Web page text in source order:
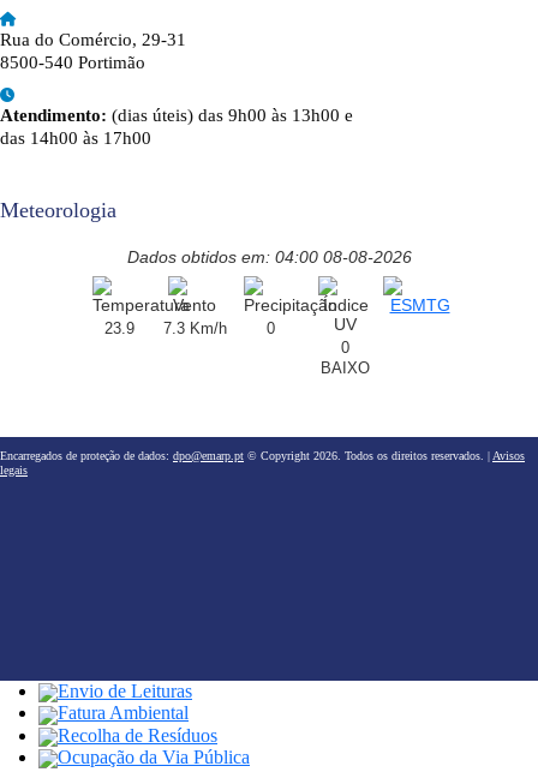
Rua do Comércio, 29-31
8500-540 Portimão
Atendimento: (dias úteis) das 9h00 às 13h00 e
das 14h00 às 17h00
Meteorologia
Dados obtidos em: 04:00 08-08-2026
23.9 7.3 Km/h
0
0
BAIXO
Encarregados de proteção de dados: dpo@emarp.pt © Copyright 2026. Todos os direitos reservados. | Avisos
legais
Envio de Leituras
Fatura Ambiental
Recolha de Resíduos
Ocupação da Via Pública